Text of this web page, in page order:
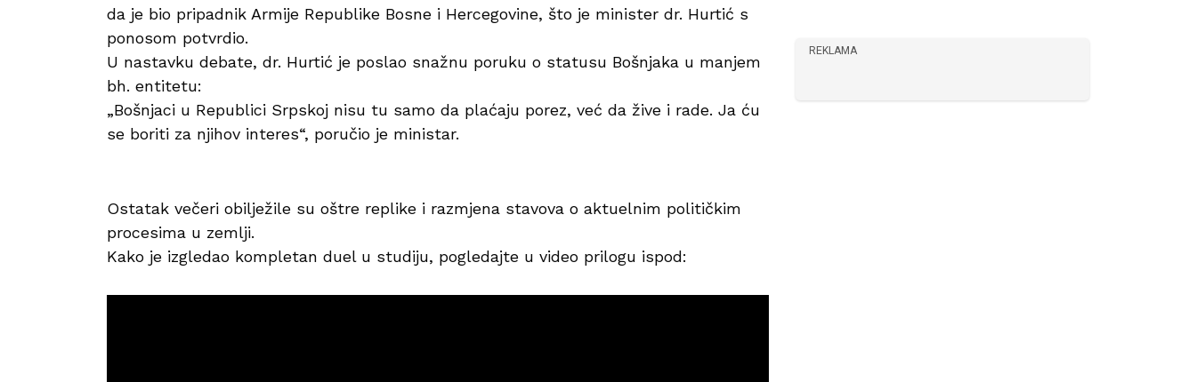
da je bio pripadnik Armije Republike Bosne i Hercegovine, što je minister dr. Hurtić s
ponosom potvrdio.
U nastavku debate, dr. Hurtić je poslao snažnu poruku o statusu Bošnjaka u manjem
bh. entitetu:
„Bošnjaci u Republici Srpskoj nisu tu samo da plaćaju porez, već da žive i rade. Ja ću
se boriti za njihov interes“, poručio je ministar.
Ostatak večeri obilježile su oštre replike i razmjena stavova o aktuelnim političkim
procesima u zemlji.
Kako je izgledao kompletan duel u studiju, pogledajte u video prilogu ispod:
REKLAMA